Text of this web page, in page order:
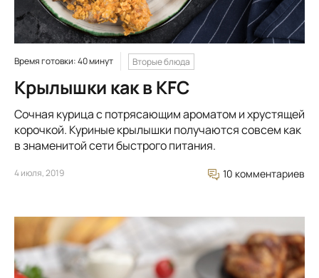
Время готовки: 40 минут Вторые блюда
Крылышки как в KFC
Сочная курица с потрясающим ароматом и хрустящей
корочкой. Куриные крылышки получаются совсем как
в знаменитой сети быстрого питания.
4 июля, 2019 10 комментариев